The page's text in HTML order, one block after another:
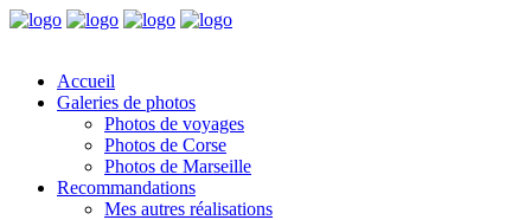
Accueil
Galeries de photos
Photos de voyages
Photos de Corse
Photos de Marseille
Recommandations
Mes autres réalisations